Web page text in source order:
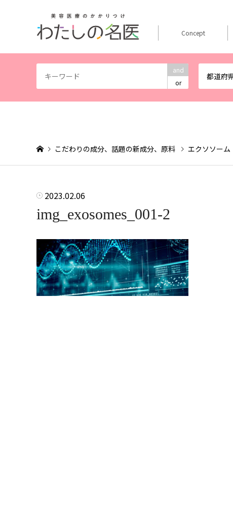
and
or
都道府
Concept
こだわりの成分、話題の新成分、原料 エクソソー
2023.02.06
img_exosomes_001-2